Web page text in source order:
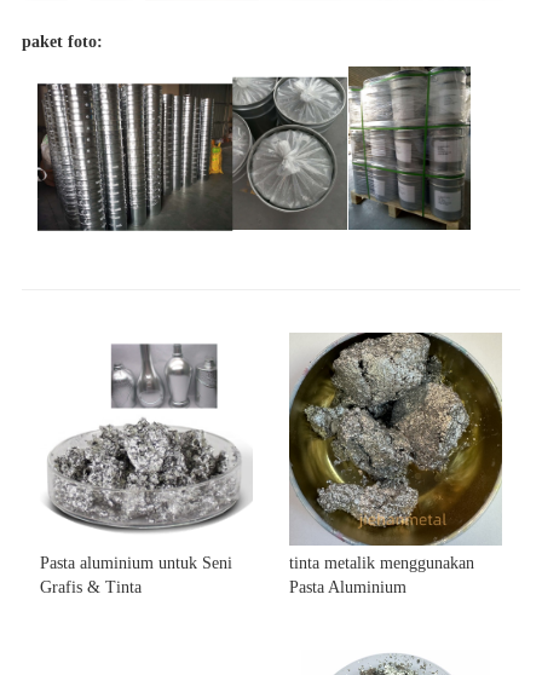
paket foto:
Pasta aluminium untuk Seni
Grafis & Tinta
tinta metalik menggunakan
Pasta Aluminium